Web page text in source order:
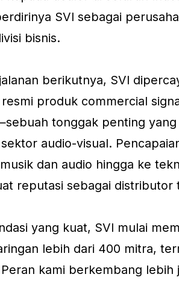
SVI sebagai
bisnis.
berikutnya, SVI
produk commercial
tonggak penting
audio-visual.
dan audio hingga ke
reputasi sebagai distributor
yang kuat, SVI mulai
lebih dari 400 mitra,
kami berkembang lebih